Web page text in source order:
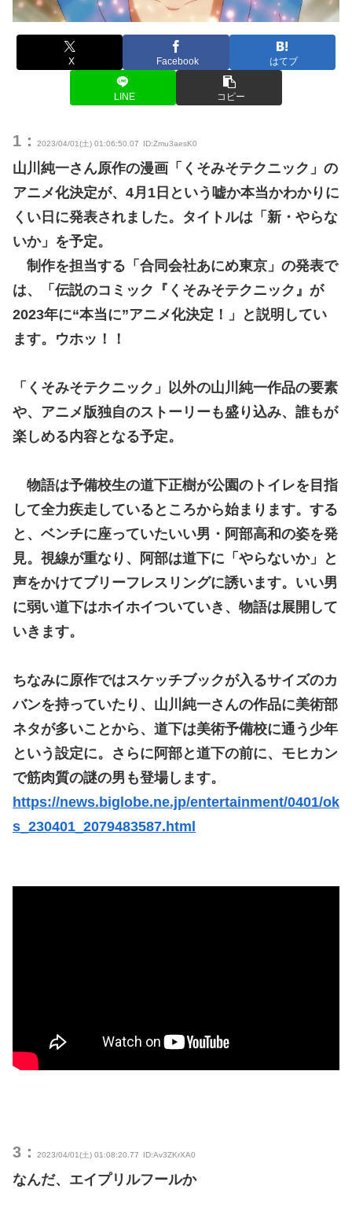
X Facebook はてブ
LINE コピー
1： 2023/04/01(土) 01:06:50.07 ID:Zmu3aesK0
山川純一さん原作の漫画「くそみそテクニック」の
アニメ化決定が、4月1日という嘘か本当かわかりに
くい日に発表されました。タイトルは「新・やらな
いか」を予定。
制作を担当する「合同会社あにめ東京」の発表で
は、「伝説のコミック『くそみそテクニック』が
2023年に“本当に”アニメ化決定！」と説明してい
ます。ウホッ！！
「くそみそテクニック」以外の山川純一作品の要素
や、アニメ版独自のストーリーも盛り込み、誰もが
楽しめる内容となる予定。
物語は予備校生の道下正樹が公園のトイレを目指
して全力疾走しているところから始まります。する
と、ベンチに座っていたいい男・阿部高和の姿を発
見。視線が重なり、阿部は道下に「やらないか」と
声をかけてブリーフレスリングに誘います。いい男
に弱い道下はホイホイついていき、物語は展開して
いきます。
ちなみに原作ではスケッチブックが入るサイズのカ
バンを持っていたり、山川純一さんの作品に美術部
ネタが多いことから、道下は美術予備校に通う少年
という設定に。さらに阿部と道下の前に、モヒカン
で筋肉質の謎の男も登場します。
https://news.biglobe.ne.jp/entertainment/0401/ok
s_230401_2079483587.html
3： 2023/04/01(土) 01:08:20.77 ID:Av3ZKrXA0
なんだ、エイプリルフールか